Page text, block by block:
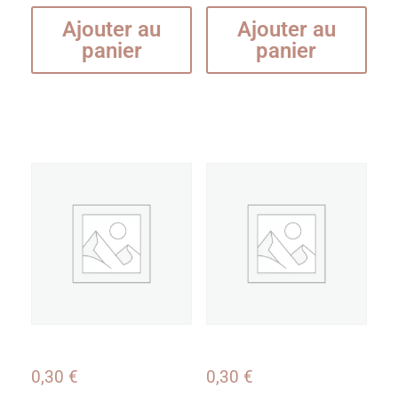
Ajouter au
panier
Ajouter au
panier
0,30 € 0,30 €